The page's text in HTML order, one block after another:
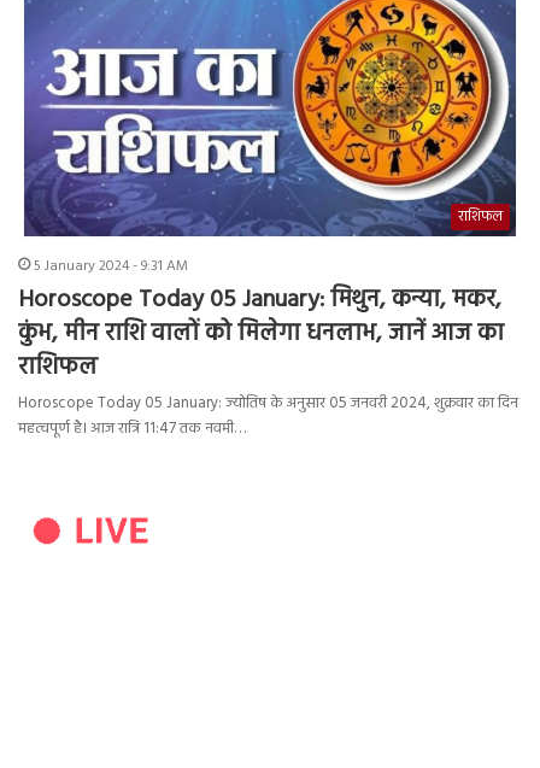
राशिफल
5 January 2024 - 9:31 AM
Horoscope Today 05 January: मिथुन, कन्या, मकर,
कुंभ, मीन राशि वालों को मिलेगा धनलाभ, जानें आज का
राशिफल
Horoscope Today 05 January: ज्योतिष के अनुसार 05 जनवरी 2024, शुक्रवार का दिन
महत्वपूर्ण है। आज रात्रि 11:47 तक नवमी…